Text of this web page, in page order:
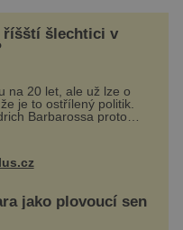
říšští šlechtici v
na 20 let, ale už lze o
je to ostřílený politik.
Barbarossa proto
syna a dědice
do Erfurtu, aby se stal
při řešení sporu m...
jako plovoucí sen